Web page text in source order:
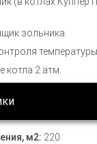
зольника.
котла 2 атм.
м2: 220